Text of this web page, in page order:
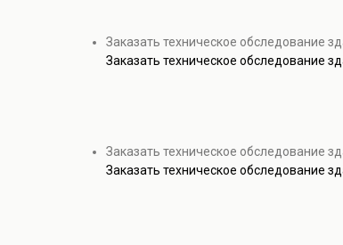
Заказать техническое обследование
Заказать техническое обследование
Заказать техническое обследование
Заказать техническое обследование